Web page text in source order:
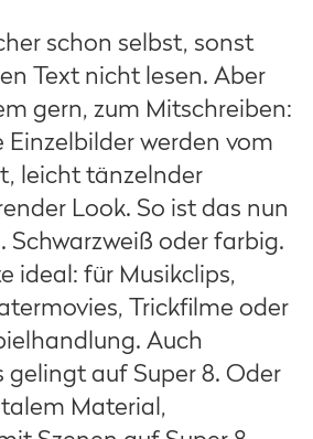
schon selbst, sonst
Text nicht lesen. Aber
gern, zum Mitschreiben:
Einzelbilder werden vom
leicht tänzelnder
Look. So ist das nun
Schwarzweiß oder farbig.
ideal: für Musikclips,
Trickfilme oder
Auch
gelingt auf Super 8. Oder
Material,